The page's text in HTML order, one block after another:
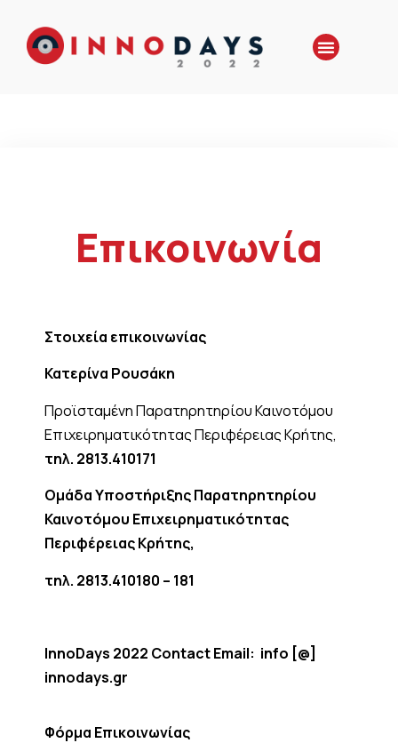
Επικοινωνία
Στοιχεία επικοινωνίας
Κατερίνα Ρουσάκη
Προϊσταμένη Παρατηρητηρίου Καινοτόμου
Επιχειρηματικότητας Περιφέρειας Κρήτης,
τηλ. 2813.410171
Ομάδα Υποστήριξης Παρατηρητηρίου
Καινοτόμου Επιχειρηματικότητας
Περιφέρειας Κρήτης,
τηλ. 2813.410180 – 181
InnoDays 2022 Contact Email: info [@]
innodays.gr
Φόρμα Επικοινωνίας